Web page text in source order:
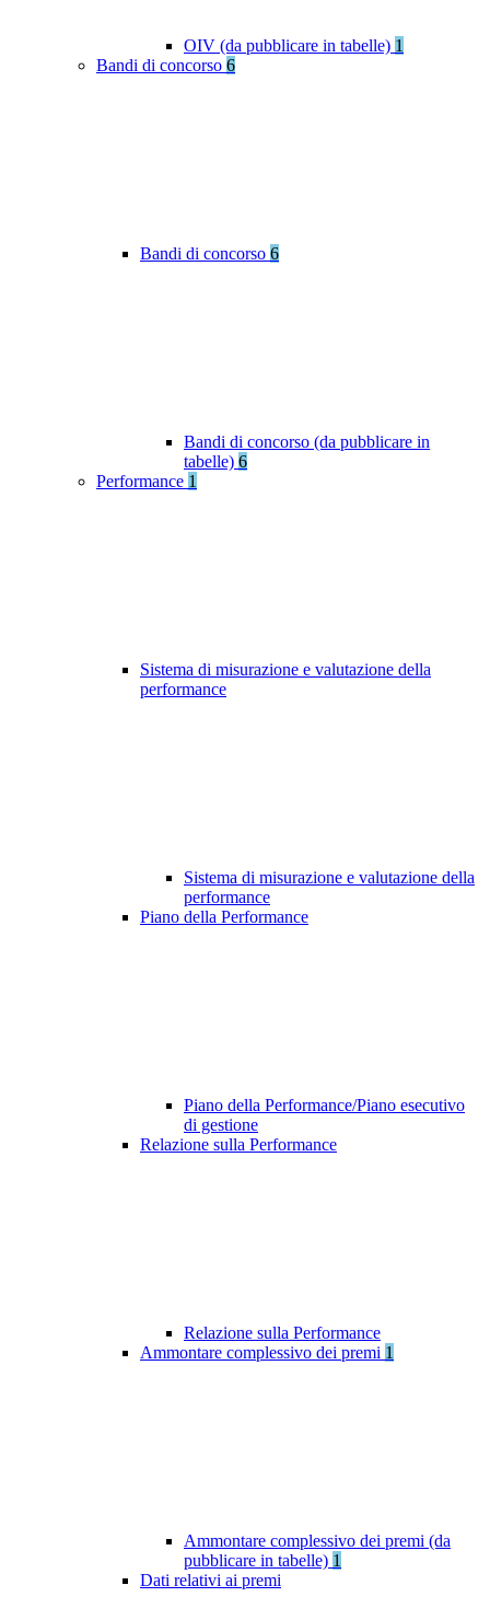
OIV (da pubblicare in tabelle) 1
Bandi di concorso 6
Bandi di concorso 6
Bandi di concorso (da pubblicare in
tabelle) 6
Performance 1
Sistema di misurazione e valutazione della
performance
Sistema di misurazione e valutazione della
performance
Piano della Performance
Piano della Performance/Piano esecutivo
di gestione
Relazione sulla Performance
Relazione sulla Performance
Ammontare complessivo dei premi 1
Ammontare complessivo dei premi (da
pubblicare in tabelle) 1
Dati relativi ai premi